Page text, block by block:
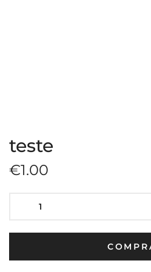
teste
€1.00